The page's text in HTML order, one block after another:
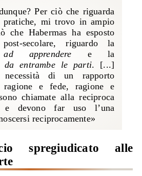
Per ciò che riguarda
pratiche, mi trovo in ampio
che Habermas ha esposto
secolare, riguardo la
apprendere e la
da entrambe le parti. [...]
necessità di un rapporto
ragione e fede, ragione e
chiamate alla reciproca
e devono far uso l’una
reciprocamente»